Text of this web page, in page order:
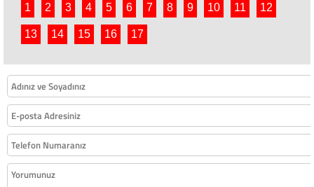
1 2 3 4 5 6 7 8 9 10 11 12
13 14 15 16 17